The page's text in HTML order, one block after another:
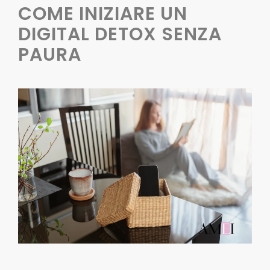
COME INIZIARE UN
DIGITAL DETOX SENZA
PAURA